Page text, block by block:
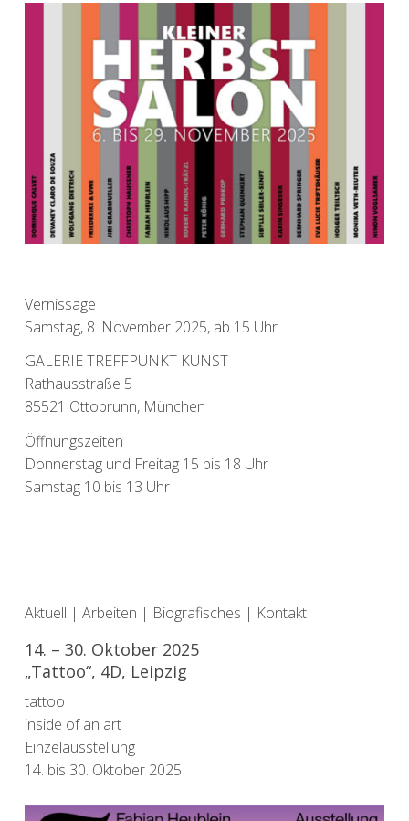
Vernissage
Samstag, 8. November 2025, ab 15 Uhr
GALERIE TREFFPUNKT KUNST
Rathausstraße 5
85521 Ottobrunn, München
Öffnungszeiten
Donnerstag und Freitag 15 bis 18 Uhr
Samstag 10 bis 13 Uhr
Aktuell | Arbeiten | Biografisches | Kontakt
14. – 30. Oktober 2025
„Tattoo“, 4D, Leipzig
tattoo
inside of an art
Einzelausstellung
14. bis 30. Oktober 2025